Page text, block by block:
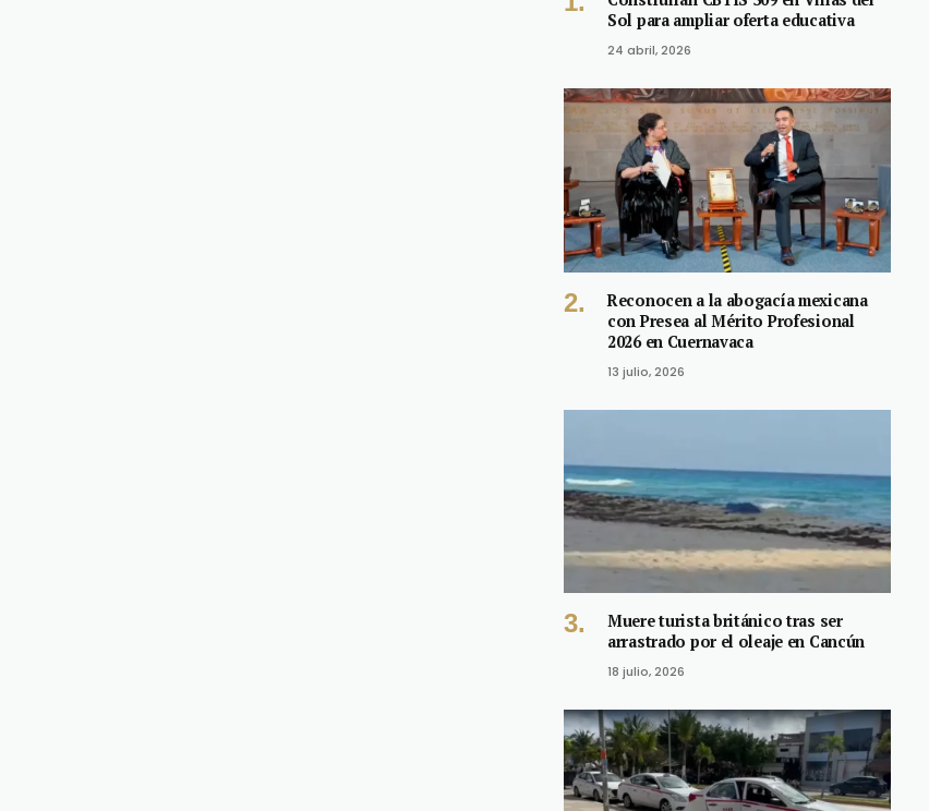
Sol para ampliar oferta educativa
24 abril, 2026
Reconocen a la abogacía mexicana
con Presea al Mérito Profesional
2026 en Cuernavaca
13 julio, 2026
Muere turista británico tras ser
arrastrado por el oleaje en Cancún
18 julio, 2026